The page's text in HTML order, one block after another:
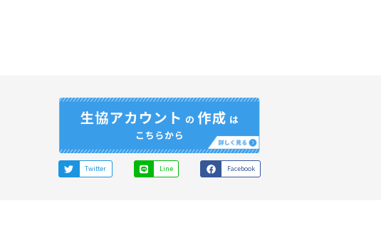
Twitter Line Facebook